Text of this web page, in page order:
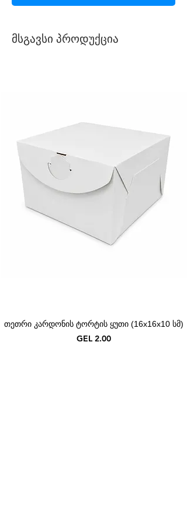
მსგავსი პროდუქცია
თეთრი კარდონის ტორტის ყუთი (16x16x10 სმ)
Price
GEL 2.00